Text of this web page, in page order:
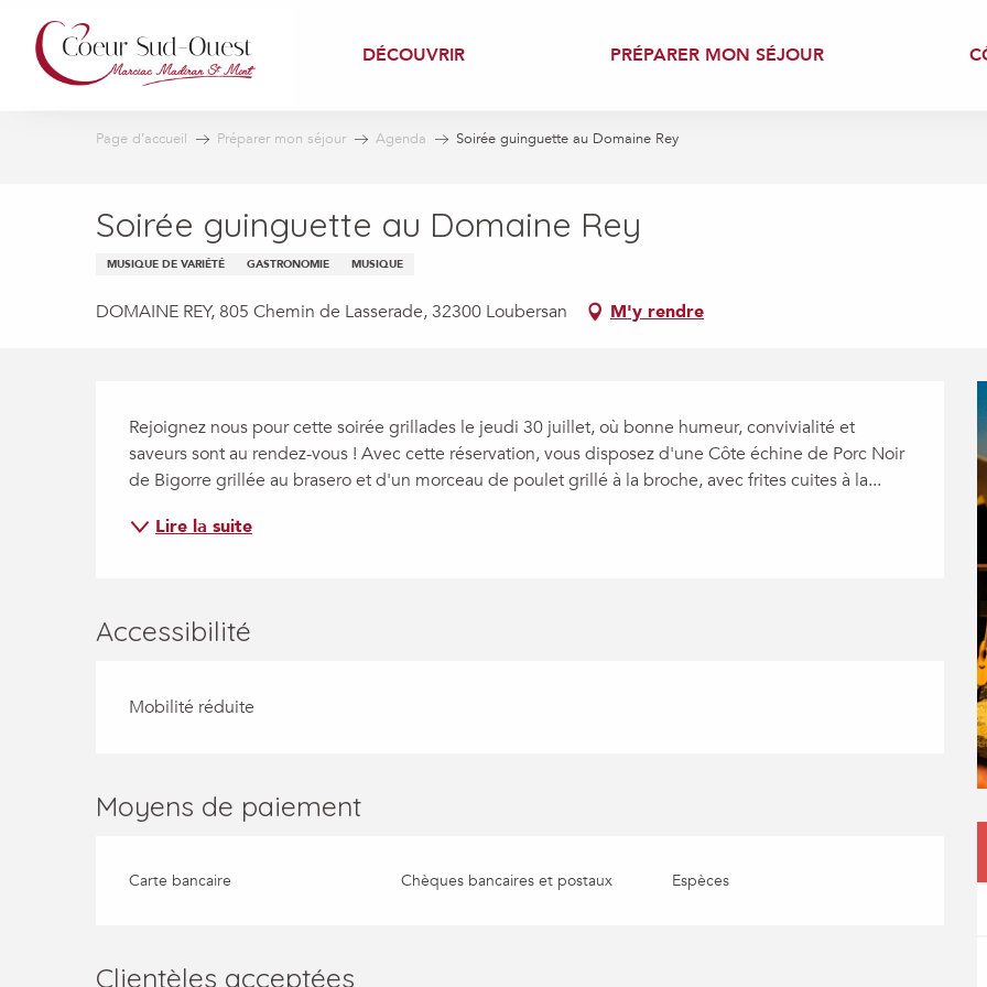
contenu
principal
DÉCOUVRIR PRÉPARER MON SÉJOUR
Page d’accueil Préparer mon séjour Agenda Soirée guinguette au Domaine Rey
Soirée guinguette au Domaine Rey
MUSIQUE DE VARIÉTÉ GASTRONOMIE MUSIQUE
DOMAINE REY, 805 Chemin de Lasserade, 32300 Loubersan M'y rendre
Description
Rejoignez nous pour cette soirée grillades le jeudi 30 juillet, où bonne humeur, convivialité et
saveurs sont au rendez-vous ! Avec cette réservation, vous disposez d'une Côte échine de Porc Noir
de Bigorre grillée au brasero et d'un morceau de poulet grillé à la broche, avec frites cuites à la...
Lire la suite
Accessibilité
Mobilité réduite
Moyens de paiement
Carte bancaire Chèques bancaires et postaux Espèces
Clientèles acceptées